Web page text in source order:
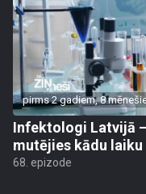
pirms 2 gadiem, 8
Infektologi Latvijā
mutējies kādu
68. epizode